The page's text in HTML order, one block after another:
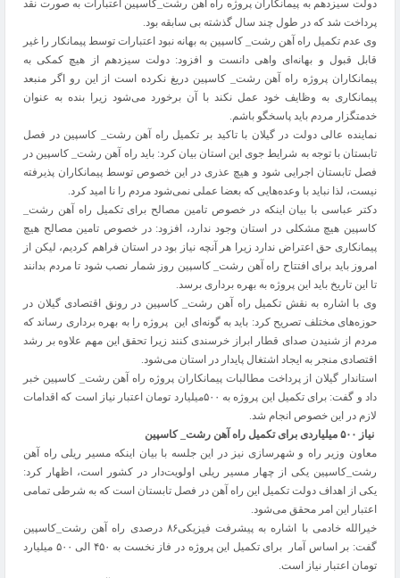
دولت سیزدهم به پیمانکاران پروژه راه اهن رشت_کاسپین اعتبارات به صورت نقد
پرداخت شد که در طول چند سال گذشته بی سابقه بود.
وی عدم تکمیل راه آهن رشت_ کاسپین به بهانه نبود اعتبارات توسط پیمانکار را غیر
قابل قبول و بهانه‌ای واهی دانست و افزود: دولت سیزدهم از هیچ کمکی به
پیمانکاران پروژه راه آهن رشت_ کاسپین دریغ نکرده است از این رو اگر منبعد
پیمانکاری به وظایف خود عمل نکند با آن برخورد می‌شود زیرا بنده به عنوان
خدمتگزار مردم باید پاسخگو باشم.
نماینده عالی دولت در گیلان با تاکید بر تکمیل راه آهن رشت_ کاسپین در فصل
تابستان با توجه به شرایط جوی این استان بیان کرد: باید راه آهن رشت_ کاسپین در
فصل تابستان اجرایی شود و هیچ عذری در این خصوص توسط پیمانکاران پذیرفته
نیست، لذا نباید با وعده‌هایی که بعضا عملی نمی‌شود مردم را نا امید کرد.
دکتر عباسی با بیان اینکه در خصوص تامین مصالح برای تکمیل راه آهن رشت_
کاسپین هیچ مشکلی در استان وجود ندارد، افزود: در خصوص تامین مصالح هیچ‌
پیمانکاری حق اعتراض ندارد زیرا هر آنچه نیاز بود در استان فراهم کردیم، لیکن از
امروز باید برای افتتاح‌‌ راه آهن رشت_ کاسپین روز شمار نصب شود تا مردم بدانند
تا این تاریخ باید این پروژه به بهره برداری برسد.
وی با اشاره به نقش تکمیل راه آهن رشت_ کاسپین در رونق اقتصادی گیلان در
حوزه‌های مختلف تصریح کرد: باید به گونه‌ای این پروژه را به بهره برداری رساند که
مردم از شنیدن صدای قطار ابراز خرسندی کنند زیرا تحقق این مهم علاوه بر رشد
اقتصادی منجر به ایجاد اشتغال پایدار در استان می‌شو‌د.
استاندار گیلان از پرداخت مطالبات پیمانکاران پروژه راه آهن رشت_ کاسپین خبر
داد و گفت: برای تکمیل این پروژه به ۵۰۰‌میلیارد تومان اعتبار نیاز است که اقدامات
لازم در این خصوص انجام شد.
نیاز ۵۰۰‌ میلیاردی برای تکمیل راه آهن رشت_ کاسپین
معاون وزیر راه و شهرسازی نیز در این جلسه با بیان اینکه مسیر ریلی راه آهن
رشت_کاسپین یکی از چهار مسیر ریلی اولویت‌دار در کشور است، اظهار کرد:
یکی از اهداف دولت تکمیل این راه آهن در فصل تابستان است که به شرطی تمامی
اعتبار این امر محقق می‌شود.
خیرالله خادمی با اشاره به پیشرفت فیزیکی۸۶ درصدی راه آهن رشت_کاسپین
گفت: بر اساس آمار برای تکمیل این پروژه در فاز نخست به ۴۵۰ الی ۵۰۰ میلیارد
تومان اعتبار نیاز است.